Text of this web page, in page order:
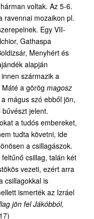
voltak. Az 5-6.
ravennai mozaikon pl.
Egy VII-
Gathaspa
Menyhért és
alapján
származik a
Máté a görög magosz
mágus szó ebből jön,
jelent.
a tudós embereket,
tudta követni, ide
a csillagászok.
csillag, talán két
vezeti, ezért arra
csillagokkal is
ismerték az Izráel
jön fel Jákóbból,